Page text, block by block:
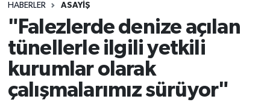
HABERLER ASAYİŞ
"Falezlerde denize açılan
tünellerle ilgili yetkili
kurumlar olarak
çalışmalarımız sürüyor"
Son Dakika Haberleri
Haber Arşivi